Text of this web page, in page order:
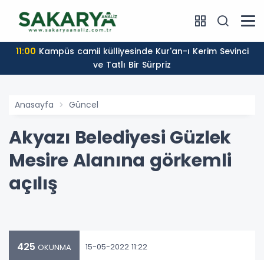
11:00
ve Tatlı Bir Sürpriz
Anasayfa Güncel
Akyazı Belediyesi Güzlek
Mesire Alanına görkemli
açılış
425 OKUNMA 15-05-2022 11:22